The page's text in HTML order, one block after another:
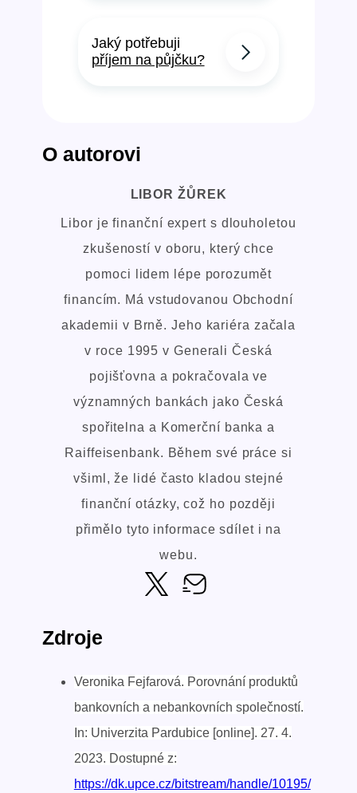
Jaký potřebuji
příjem na půjčku?
O autorovi
LIBOR ŽŮREK
Libor je finanční expert s dlouholetou
zkušeností v oboru, který chce
pomoci lidem lépe porozumět
financím. Má vstudovanou Obchodní
akademii v Brně. Jeho kariéra začala
v roce 1995 v Generali Česká
pojišťovna a pokračovala ve
významných bankách jako Česká
spořitelna a Komerční banka a
Raiffeisenbank. Během své práce si
všiml, že lidé často kladou stejné
finanční otázky, což ho později
přimělo tyto informace sdílet i na
webu.
Zdroje
Veronika Fejfarová. Porovnání produktů
bankovních a nebankovních společností.
In: Univerzita Pardubice [online]. 27. 4.
2023. Dostupné z:
https://dk.upce.cz/bitstream/handle/10195/